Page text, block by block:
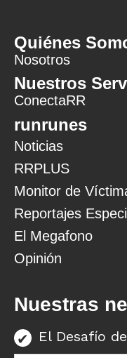
Quiénes
Nosotros
Nuestros
ConectaRR
runrunes
Noticias
RRPLUS
Monitor de
Reportajes
El Megafono
Opinión
Nuestras
El Desafío